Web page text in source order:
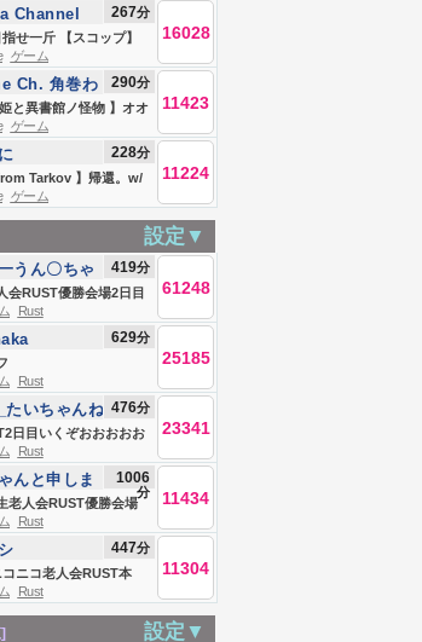
さんじ / 夜見れな 】
指せ一斤 【スコップ】
Channel 267分
16028
ゲーム
姫と異書館ノ怪物 】オオ
ため、初プレイ！！#最
ため/ホロライブ４期
レあり
Ch. 角巻わ
290分
11423
ゲーム
Tarkov 】帰還。w/
いすぽ/八雲べに】
228分
11224
ゲーム
設定▼
会RUST優勝会場2日目
うん〇ちゃ
419分
61248
Rust
629分
25185
Rust
日目いくぞおおおおお
たいちゃんね 476分
23341
Rust
老人会RUST優勝会場
、う〇ちちゃん、恭ち
２日目
んと申しま
1006
分 11434
Rust
コニコ老人会RUST本
勝＆MVPを目指す男
447分
11304
Rust
設定▼